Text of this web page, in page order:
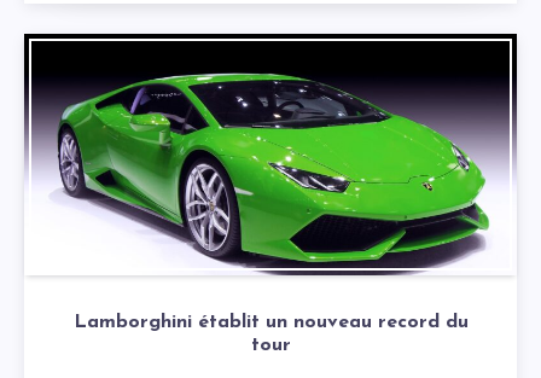
Lamborghini établit un nouveau record du
tour